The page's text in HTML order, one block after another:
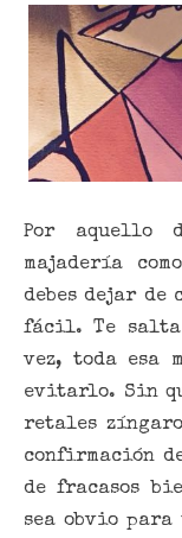
Por aquello
majadería
debes dejar de
fácil. Te
vez, toda esa
evitarlo. Sin
retales
confirmación
de fracasos
sea obvio para